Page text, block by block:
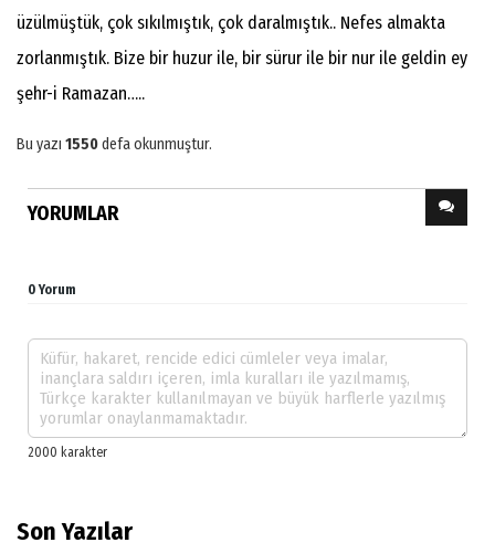
üzülmüştük, çok sıkılmıştık, çok daralmıştık.. Nefes almakta
zorlanmıştık. Bize bir huzur ile, bir sürur ile bir nur ile geldin ey
şehr-i Ramazan…..
Bu yazı 1550defa okunmuştur.
YORUMLAR
0 Yorum
Son Yazılar